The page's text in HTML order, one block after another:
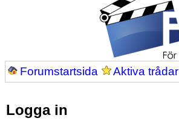
Forumstartsida Aktiva trådar
Logga in